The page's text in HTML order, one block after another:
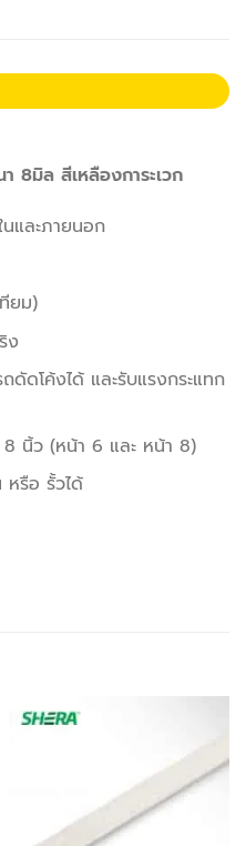
8มิล สีเหลืองการะเวก
และภายนอก
ยม)
ง
ดโค้งได้ และรับแรงกระแทก
นิ้ว (หน้า 6 และ หน้า 8)
หรือ รั้วได้